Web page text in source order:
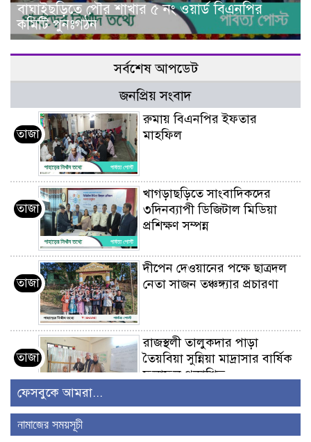
বাঘাইছড়িতে পৌর শাখার ৫ নং ওয়ার্ড বিএনপির
কমিটি পুনঃগঠন
সর্বশেষ আপডেট
জনপ্রিয় সংবাদ
তাজা
রুমায় বিএনপির ইফতার
মাহফিল
তাজা
খাগড়াছড়িতে সাংবাদিকদের
৩দিনব্যাপী ডিজিটাল মিডিয়া
প্রশিক্ষণ সম্পন্ন
তাজা
দীপেন দেওয়ানের পক্ষে ছাত্রদল
নেতা সাজন তঞ্চঙ্গ্যার প্রচারণা
তাজা
রাজস্থলী তালুকদার পাড়া
তৈয়বিয়া সুন্নিয়া মাদ্রাসার বার্ষিক
ফলাফল প্রকাশিত
তাজা
রামগড়ে প্রথম প্রহরে ভাষা
শহিদের প্রতি পুষ্পার্ঘ্য অর্পণ
ফেসবুকে আমরা...
নামাজের সময়সূচী